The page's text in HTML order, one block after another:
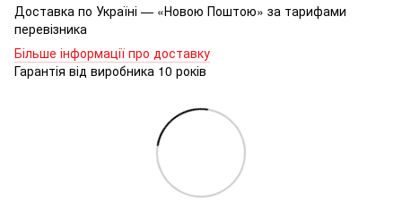
Доставка по Україні — «Новою Поштою» за тарифами
перевізника
Більше інформації про доставку
Гарантія від виробника 10 років